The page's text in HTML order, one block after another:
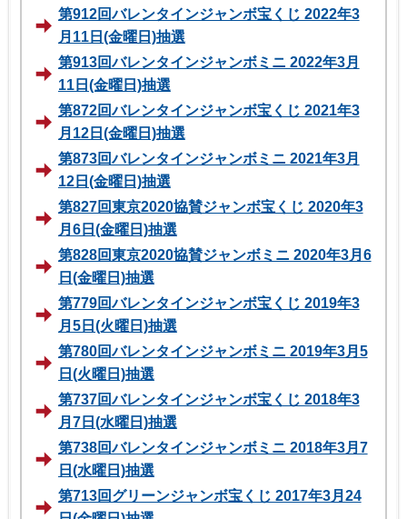
第912回バレンタインジャンボ宝くじ 2022年3
月11日(金曜日)抽選
第913回バレンタインジャンボミニ 2022年3月
11日(金曜日)抽選
第872回バレンタインジャンボ宝くじ 2021年3
月12日(金曜日)抽選
第873回バレンタインジャンボミニ 2021年3月
12日(金曜日)抽選
第827回東京2020協賛ジャンボ宝くじ 2020年3
月6日(金曜日)抽選
第828回東京2020協賛ジャンボミニ 2020年3月6
日(金曜日)抽選
第779回バレンタインジャンボ宝くじ 2019年3
月5日(火曜日)抽選
第780回バレンタインジャンボミニ 2019年3月5
日(火曜日)抽選
第737回バレンタインジャンボ宝くじ 2018年3
月7日(水曜日)抽選
第738回バレンタインジャンボミニ 2018年3月7
日(水曜日)抽選
第713回グリーンジャンボ宝くじ 2017年3月24